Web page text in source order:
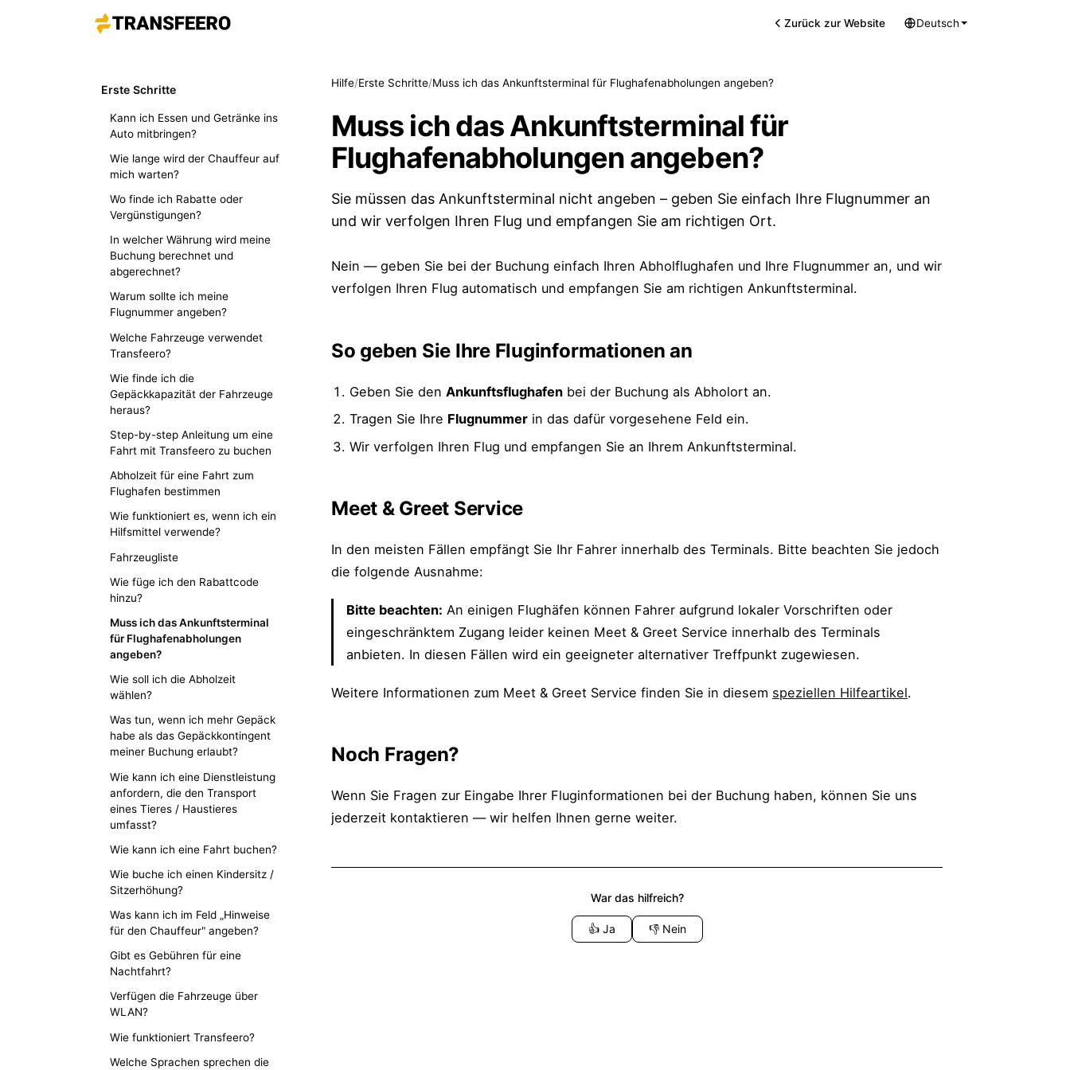
Zurück zur Website Deutsch
Erste Schritte
Kann ich Essen und Getränke ins
Auto mitbringen?
Wie lange wird der Chauffeur auf
mich warten?
Wo finde ich Rabatte oder
Vergünstigungen?
In welcher Währung wird meine
Buchung berechnet und
abgerechnet?
Warum sollte ich meine
Flugnummer angeben?
Welche Fahrzeuge verwendet
Transfeero?
Wie finde ich die
Gepäckkapazität der Fahrzeuge
heraus?
Step-by-step Anleitung um eine
Fahrt mit Transfeero zu buchen
Abholzeit für eine Fahrt zum
Flughafen bestimmen
Wie funktioniert es, wenn ich ein
Hilfsmittel verwende?
Fahrzeugliste
Wie füge ich den Rabattcode
hinzu?
Muss ich das Ankunftsterminal
für Flughafenabholungen
angeben?
Wie soll ich die Abholzeit
wählen?
Was tun, wenn ich mehr Gepäck
habe als das Gepäckkontingent
meiner Buchung erlaubt?
Wie kann ich eine Dienstleistung
anfordern, die den Transport
eines Tieres / Haustieres
umfasst?
Wie kann ich eine Fahrt buchen?
Wie buche ich einen Kindersitz /
Sitzerhöhung?
Was kann ich im Feld „Hinweise
für den Chauffeur" angeben?
Gibt es Gebühren für eine
Nachtfahrt?
Verfügen die Fahrzeuge über
WLAN?
Wie funktioniert Transfeero?
Welche Sprachen sprechen die
Hilfe/Erste Schritte/Muss ich das Ankunftsterminal für Flughafenabholungen angeben?
Muss ich das Ankunftsterminal für
Flughafenabholungen angeben?
Sie müssen das Ankunftsterminal nicht angeben – geben Sie einfach Ihre Flugnummer an
und wir verfolgen Ihren Flug und empfangen Sie am richtigen Ort.
Nein — geben Sie bei der Buchung einfach Ihren Abholflughafen und Ihre Flugnummer an, und wir
verfolgen Ihren Flug automatisch und empfangen Sie am richtigen Ankunftsterminal.
So geben Sie Ihre Fluginformationen an
Geben Sie den Ankunftsflughafenbei der Buchung als Abholort an.
Tragen Sie Ihre Flugnummerin das dafür vorgesehene Feld ein.
Wir verfolgen Ihren Flug und empfangen Sie an Ihrem Ankunftsterminal.
Meet & Greet Service
In den meisten Fällen empfängt Sie Ihr Fahrer innerhalb des Terminals. Bitte beachten Sie jedoch
die folgende Ausnahme:
Bitte beachten: An einigen Flughäfen können Fahrer aufgrund lokaler Vorschriften oder
eingeschränktem Zugang leider keinen Meet & Greet Service innerhalb des Terminals
anbieten. In diesen Fällen wird ein geeigneter alternativer Treffpunkt zugewiesen.
Weitere Informationen zum Meet & Greet Service finden Sie in diesem speziellen Hilfeartikel.
Noch Fragen?
Wenn Sie Fragen zur Eingabe Ihrer Fluginformationen bei der Buchung haben, können Sie uns
jederzeit kontaktieren — wir helfen Ihnen gerne weiter.
War das hilfreich?
👍 Ja 👎 Nein